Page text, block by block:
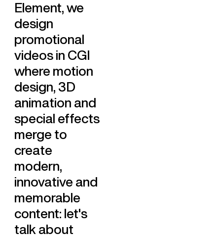
Element, we
design
promotional
videos in CGI
where motion
design, 3D
animation and
special effects
merge to
create
modern,
innovative and
memorable
content: let's
talk about